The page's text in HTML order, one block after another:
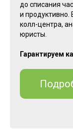
до списания
и продуктивно.
колл-центра,
юристы.
Гарантируем